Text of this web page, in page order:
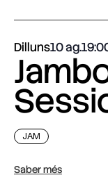
Dilluns10 ag.
JAM
Saber més